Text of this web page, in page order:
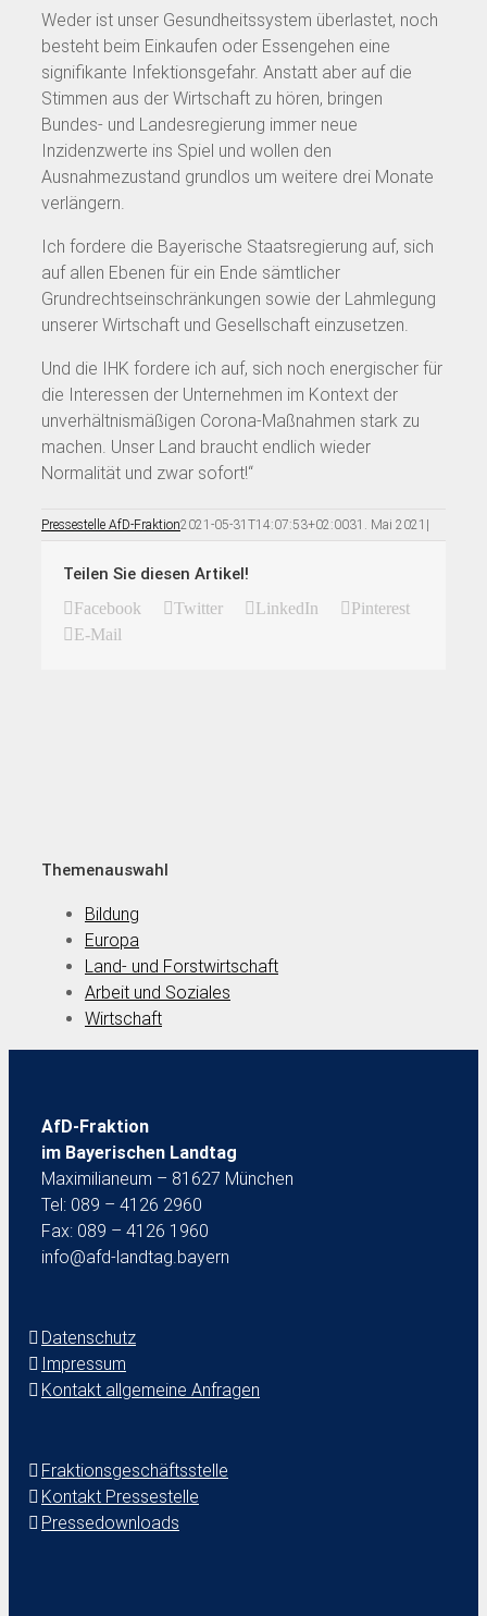
Weder ist unser Gesundheitssystem überlastet, noch
besteht beim Einkaufen oder Essengehen eine
signifikante Infektionsgefahr. Anstatt aber auf die
Stimmen aus der Wirtschaft zu hören, bringen
Bundes- und Landesregierung immer neue
Inzidenzwerte ins Spiel und wollen den
Ausnahmezustand grundlos um weitere drei Monate
verlängern.
Ich fordere die Bayerische Staatsregierung auf, sich
auf allen Ebenen für ein Ende sämtlicher
Grundrechtseinschränkungen sowie der Lahmlegung
unserer Wirtschaft und Gesellschaft einzusetzen.
Und die IHK fordere ich auf, sich noch energischer für
die Interessen der Unternehmen im Kontext der
unverhältnismäßigen Corona-Maßnahmen stark zu
machen. Unser Land braucht endlich wieder
Normalität und zwar sofort!“
Pressestelle AfD-Fraktion2021-05-31T14:07:53+02:0031. Mai 2021 |
Teilen Sie diesen Artikel!
Facebook Twitter LinkedIn
Pinterest
E-Mail
Themenauswahl
Bildung
Europa
Land- und Forstwirtschaft
Arbeit und Soziales
Wirtschaft
AfD-Fraktion
im Bayerischen Landtag
Maximilianeum – 81627 München
Tel: 089 – 4126 2960
Fax: 089 – 4126 1960
info@afd-landtag.bayern
Datenschutz
Impressum
Kontakt allgemeine Anfragen
Fraktionsgeschäftsstelle
Kontakt Pressestelle
Pressedownloads